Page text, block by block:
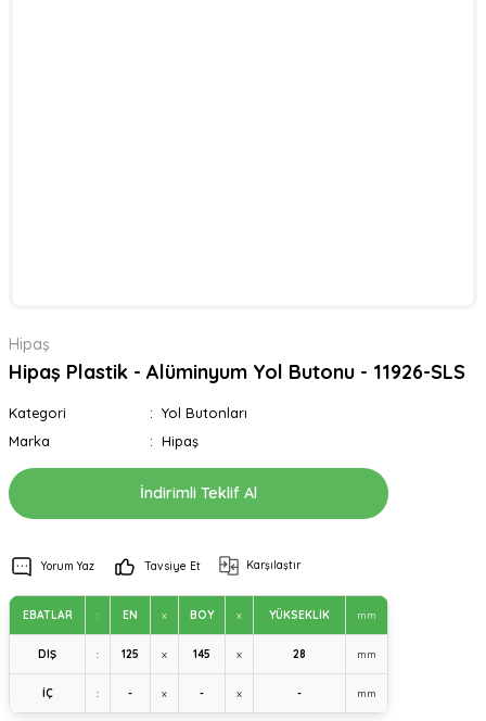
Hipaş
Hipaş Plastik - Alüminyum Yol Butonu - 11926-SLS
Kategori
Yol Butonları
Marka
Hipaş
İndirimli Teklif Al
Yorum Yaz Tavsiye Et Karşılaştır
EBATLAR : EN x BOY x YÜKSEKLİK mm
DIŞ : 125 x 145 x 28 mm
İÇ : - x - x - mm